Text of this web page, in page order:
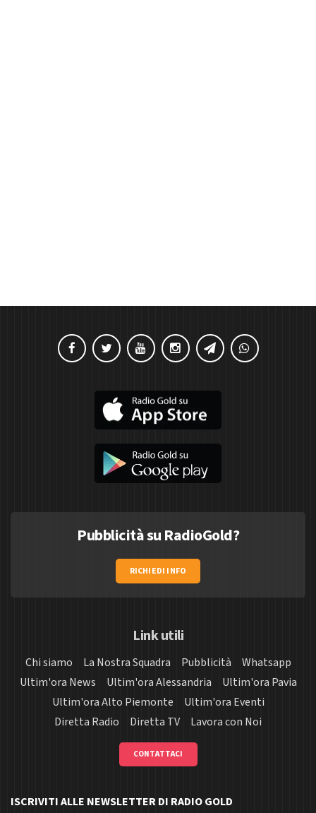
Pubblicità su RadioGold?
RICHIEDI INFO
Link utili
Chi siamo La Nostra Squadra Pubblicità
Whatsapp
Ultim'ora News
Ultim'ora Alessandria
Ultim'ora Pavia
Ultim'ora Alto Piemonte
Ultim'ora Eventi
Diretta Radio
Diretta TV Lavora con Noi
CONTATTACI
ISCRIVITI ALLE NEWSLETTER DI RADIO GOLD